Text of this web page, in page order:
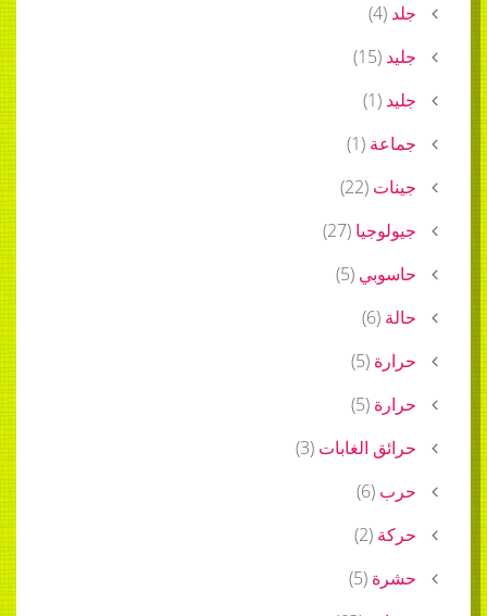
جلد (
4
)
جليد (
15
)
جليد (
1
)
جماعة (
1
)
جينات (
22
)
جيولوجيا (
27
)
حاسوبي (
5
)
حالة (
6
)
حرارة (
5
)
حرارة (
5
)
حرائق الغابات (
3
)
حرب (
6
)
حركة (
2
)
حشرة (
5
)